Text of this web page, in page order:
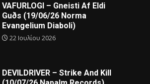
VAFURLOGI – Gneisti Af Eldi
Guðs (19/06/26 Norma
Evangelium Diaboli)
22 Ιουλίου 2026
DEVILDRIVER – Strike And Kill